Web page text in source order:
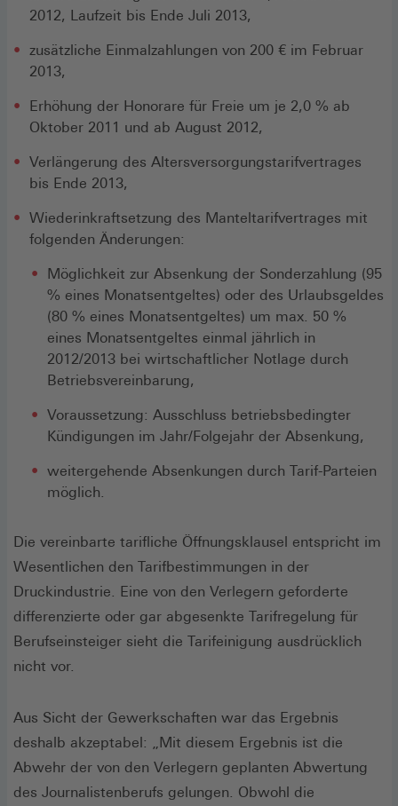
2012, Laufzeit bis Ende Juli 2013,
zusätzliche Einmalzahlungen von 200 € im Februar
2013,
Erhöhung der Honorare für Freie um je 2,0 % ab
Oktober 2011 und ab August 2012,
Verlängerung des Altersversorgungstarifvertrages
bis Ende 2013,
Wiederinkraftsetzung des Manteltarifvertrages mit
folgenden Änderungen:
Möglichkeit zur Absenkung der Sonderzahlung (95
% eines Monatsentgeltes) oder des Urlaubsgeldes
(80 % eines Monatsentgeltes) um max. 50 %
eines Monatsentgeltes einmal jährlich in
2012/2013 bei wirtschaftlicher Notlage durch
Betriebsvereinbarung,
Voraussetzung: Ausschluss betriebsbedingter
Kündigungen im Jahr/Folgejahr der Absenkung,
weitergehende Absenkungen durch Tarif-Parteien
möglich.
Die vereinbarte tarifliche Öffnungsklausel entspricht im
Wesentlichen den Tarifbestimmungen in der
Druckindustrie. Eine von den Verlegern geforderte
differenzierte oder gar abgesenkte Tarifregelung für
Berufseinsteiger sieht die Tarifeinigung ausdrücklich
nicht vor.
Aus Sicht der Gewerkschaften war das Ergebnis
deshalb akzeptabel: „Mit diesem Ergebnis ist die
Abwehr der von den Verlegern geplanten Abwertung
des Journalistenberufs gelungen. Obwohl die